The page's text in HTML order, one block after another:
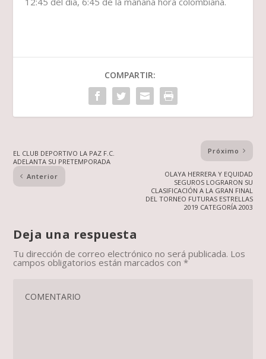
COMPARTIR:
EL CLUB DEPORTIVO LA PAZ F.C.
ADELANTA SU PRETEMPORADA
Anterior
Próximo
OLAYA HERRERA Y EQUIDAD
SEGUROS LOGRARON SU
CLASIFICACIÓN A LA GRAN FINAL
DEL TORNEO FUTURAS ESTRELLAS
2019 CATEGORÍA 2003
Deja una respuesta
Tu dirección de correo electrónico no será publicada. Los
campos obligatorios están marcados con*